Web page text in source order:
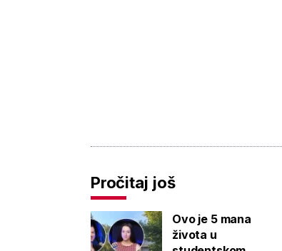
Pročitaj još
Ovo je 5 mana
života u